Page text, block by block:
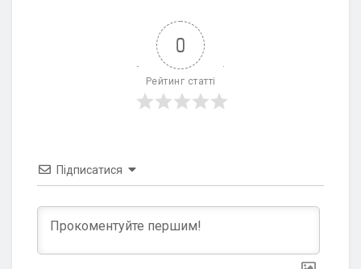
0
Рейтинг статті
Підписатися